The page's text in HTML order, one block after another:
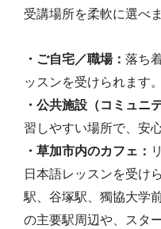
受講場所を柔軟に選べま
・ご自宅／職場： 落ち
ッスンを受けられます。
・公共施設（コミュニ
習しやすい場所で、安
・草加市内のカフェ：
日本語レッスンを受け
駅、谷塚駅、獨協大学
の主要駅周辺や、スタ